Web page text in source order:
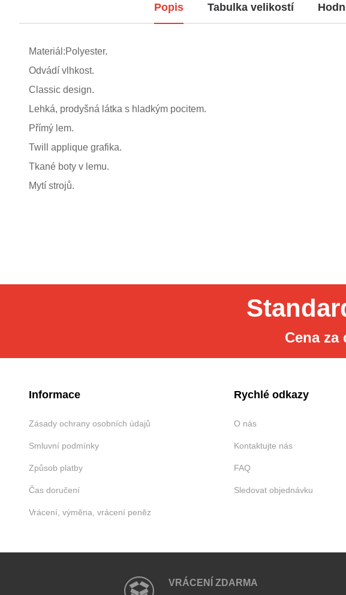
Popis Tabulka velikostí
Materiál:Polyester.
Odvádí vlhkost.
Classic design.
Lehká, prodyšná látka s hladkým pocitem.
Přímý lem.
Twill applique grafika.
Tkané boty v lemu.
Mytí strojů.
Cena za
Informace
Zásady ochrany osobních údajů
Smluvní podmínky
Způsob platby
Čas doručení
Vrácení, výměna, vrácení peněz
Rychlé odkazy
O nás
Kontaktujte nás
FAQ
Sledovat objednávku
VRÁCENÍ ZDARMA